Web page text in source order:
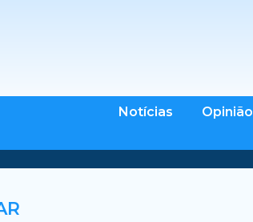
Notícias Opinião